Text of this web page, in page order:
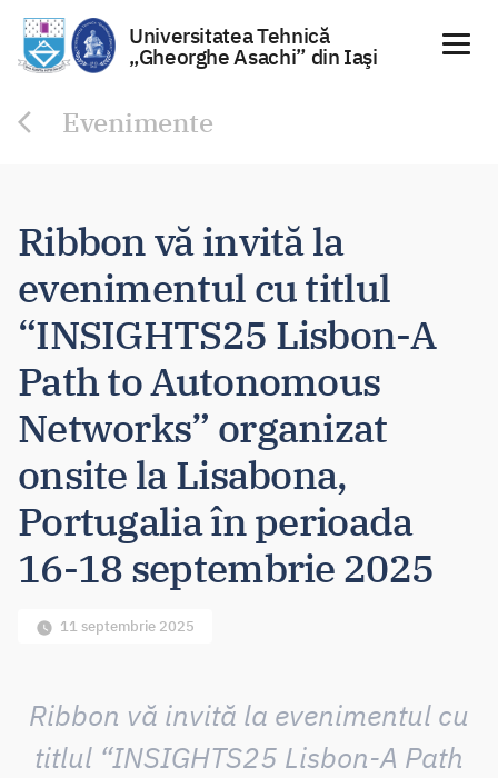
Universitatea Tehnică
„Gheorghe Asachi” din Iaşi
Evenimente
Ribbon vă invită la
evenimentul cu titlul
“INSIGHTS25 Lisbon-A
Path to Autonomous
Networks” organizat
onsite la Lisabona,
Portugalia în perioada
16-18 septembrie 2025
11 septembrie 2025
Ribbon vă invită la evenimentul cu
titlul “INSIGHTS25 Lisbon-A Path